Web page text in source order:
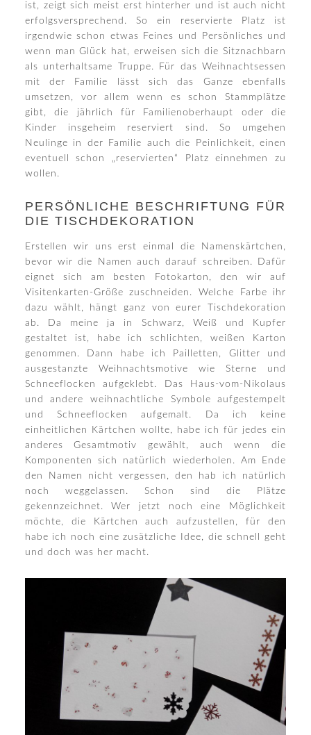
ist, zeigt sich meist erst hinterher und ist auch nicht
erfolgsversprechend. So ein reservierte Platz ist
irgendwie schon etwas Feines und Persönliches und
wenn man Glück hat, erweisen sich die Sitznachbarn
als unterhaltsame Truppe. Für das Weihnachtsessen
mit der Familie lässt sich das Ganze ebenfalls
umsetzen, vor allem wenn es schon Stammplätze
gibt, die jährlich für Familienoberhaupt oder die
Kinder insgeheim reserviert sind. So umgehen
Neulinge in der Familie auch die Peinlichkeit, einen
eventuell schon „reservierten“ Platz einnehmen zu
wollen.
PERSÖNLICHE BESCHRIFTUNG FÜR
DIE TISCHDEKORATION
Erstellen wir uns erst einmal die Namenskärtchen,
bevor wir die Namen auch darauf schreiben. Dafür
eignet sich am besten Fotokarton, den wir auf
Visitenkarten-Größe zuschneiden. Welche Farbe ihr
dazu wählt, hängt ganz von eurer Tischdekoration
ab. Da meine ja in Schwarz, Weiß und Kupfer
gestaltet ist, habe ich schlichten, weißen Karton
genommen. Dann habe ich Pailletten, Glitter und
ausgestanzte Weihnachtsmotive wie Sterne und
Schneeflocken aufgeklebt. Das Haus-vom-Nikolaus
und andere weihnachtliche Symbole aufgestempelt
und Schneeflocken aufgemalt. Da ich keine
einheitlichen Kärtchen wollte, habe ich für jedes ein
anderes Gesamtmotiv gewählt, auch wenn die
Komponenten sich natürlich wiederholen. Am Ende
den Namen nicht vergessen, den hab ich natürlich
noch weggelassen. Schon sind die Plätze
gekennzeichnet. Wer jetzt noch eine Möglichkeit
möchte, die Kärtchen auch aufzustellen, für den
habe ich noch eine zusätzliche Idee, die schnell geht
und doch was her macht.